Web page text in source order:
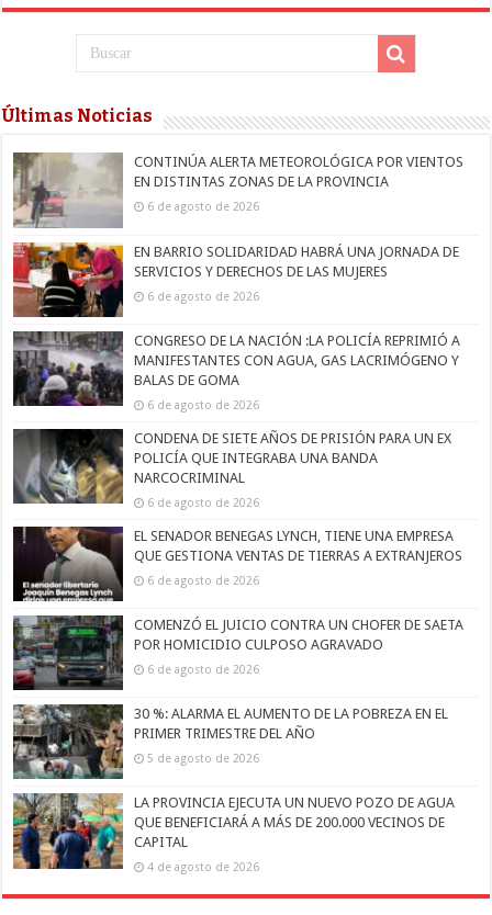
Últimas Noticias
CONTINÚA ALERTA METEOROLÓGICA POR VIENTOS
EN DISTINTAS ZONAS DE LA PROVINCIA
6 de agosto de 2026
EN BARRIO SOLIDARIDAD HABRÁ UNA JORNADA DE
SERVICIOS Y DERECHOS DE LAS MUJERES
6 de agosto de 2026
CONGRESO DE LA NACIÓN :LA POLICÍA REPRIMIÓ A
MANIFESTANTES CON AGUA, GAS LACRIMÓGENO Y
BALAS DE GOMA
6 de agosto de 2026
CONDENA DE SIETE AÑOS DE PRISIÓN PARA UN EX
POLICÍA QUE INTEGRABA UNA BANDA
NARCOCRIMINAL
6 de agosto de 2026
EL SENADOR BENEGAS LYNCH, TIENE UNA EMPRESA
QUE GESTIONA VENTAS DE TIERRAS A EXTRANJEROS
6 de agosto de 2026
COMENZÓ EL JUICIO CONTRA UN CHOFER DE SAETA
POR HOMICIDIO CULPOSO AGRAVADO
6 de agosto de 2026
30 %: ALARMA EL AUMENTO DE LA POBREZA EN EL
PRIMER TRIMESTRE DEL AÑO
5 de agosto de 2026
LA PROVINCIA EJECUTA UN NUEVO POZO DE AGUA
QUE BENEFICIARÁ A MÁS DE 200.000 VECINOS DE
CAPITAL
4 de agosto de 2026